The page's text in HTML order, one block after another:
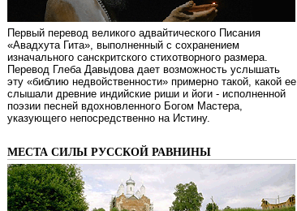
Первый перевод великого адвайтического Писания
«Авадхута Гита», выполненный с сохранением
изначального санскритского стихотворного размера.
Перевод Глеба Давыдова дает возможность услышать
эту «библию недвойственности» примерно такой, какой ее
слышали древние индийские риши и йоги - исполненной
поэзии песней вдохновленного Богом Мастера,
указующего непосредственно на Истину.
МЕСТА СИЛЫ РУССКОЙ РАВНИНЫ